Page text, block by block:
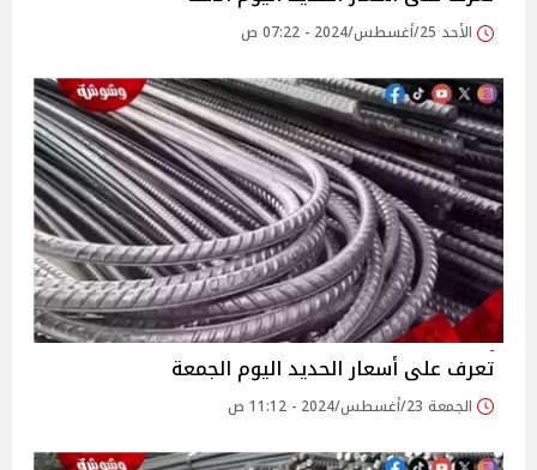
الأحد 25/أغسطس/2024 - 07:22 ص
تعرف على أسعار الحديد اليوم الجمعة
الجمعة 23/أغسطس/2024 - 11:12 ص